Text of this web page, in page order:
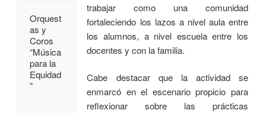
trabajar como una comunidad
fortaleciendo los lazos a nivel aula entre
los alumnos, a nivel escuela entre los
docentes y con la familia.
Cabe destacar que la actividad se
enmarcó en el escenario propicio para
reflexionar sobre las prácticas
Orquest
as y
Coros
“Música
para la
Equidad
”